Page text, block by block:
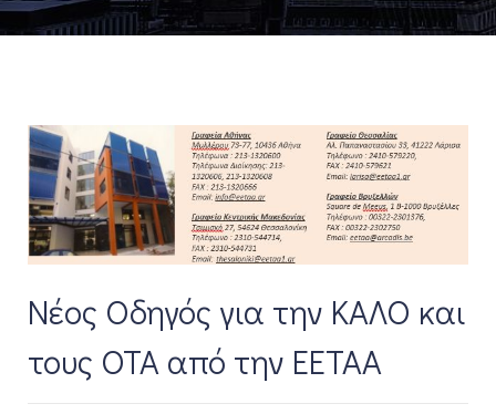
Νέος Οδηγός για την ΚΑΛΟ και
τους ΟΤΑ από την ΕΕΤΑΑ